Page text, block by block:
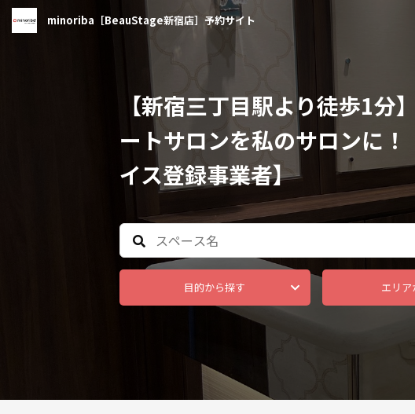
【新宿三丁目駅より徒歩1分
ートサロンを私のサロンに！
イス登録事業者】
目的から探す エリア
minoriba［BeauStage新宿店］予約サイト